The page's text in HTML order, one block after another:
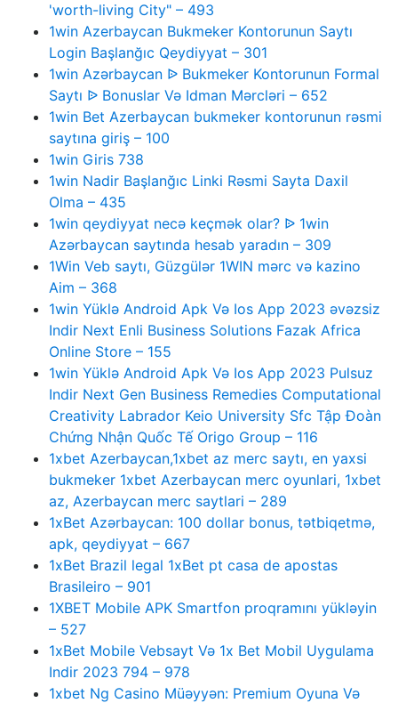
'worth-living City" – 493
1win Azerbaycan Bukmeker Kontorunun Saytı
Login Başlanğıc Qeydiyyat – 301
1win Azərbaycan ᐉ Bukmeker Kontorunun Formal
Saytı ᐉ Bonuslar Və Idman Mərcləri – 652
1win Bet Azerbaycan bukmeker kontorunun rəsmi
saytına giriş – 100
1win Giris 738
1win Nadir Başlanğıc Linki Rəsmi Sayta Daxil
Olma – 435
1win qeydiyyat necə keçmək olar? ᐉ 1win
Azərbaycan saytında hesab yaradın – 309
1Win Veb saytı, Güzgülər 1WIN mərc və kazino
Aim – 368
1win Yüklə Android Apk Və Ios App 2023 əvəzsiz
Indir Next Enli Business Solutions Fazak Africa
Online Store – 155
1win Yüklə Android Apk Və Ios App 2023 Pulsuz
Indir Next Gen Business Remedies Computational
Creativity Labrador Keio University Sfc Tập Đoàn
Chứng Nhận Quốc Tế Origo Group – 116
1xbet Azerbaycan,1xbet az merc saytı, en yaxsi
bukmeker 1xbet Azerbaycan merc oyunlari, 1xbet
az, Azerbaycan merc saytlari – 289
1xBet Azərbaycan: 100 dollar bonus, tətbiqetmə,
apk, qeydiyyat – 667
1xBet Brazil legal 1xBet pt casa de apostas
Brasileiro – 901
1XBET Mobile APK Smartfon proqramını yükləyin
– 527
1xBet Mobile Vebsayt Və 1x Bet Mobil Uygulama
Indir 2023 794 – 978
1xbet Ng Casino Müəyyən: Premium Oyuna Və